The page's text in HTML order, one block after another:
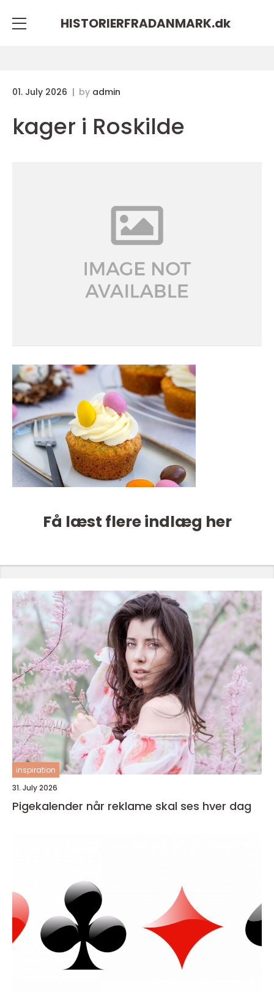
HISTORIERFRADANMARK.dk
01. July 2026 by admin
kager i Roskilde
Få læst flere indlæg her
inspiration
31. July 2026
Pigekalender når reklame skal ses hver dag